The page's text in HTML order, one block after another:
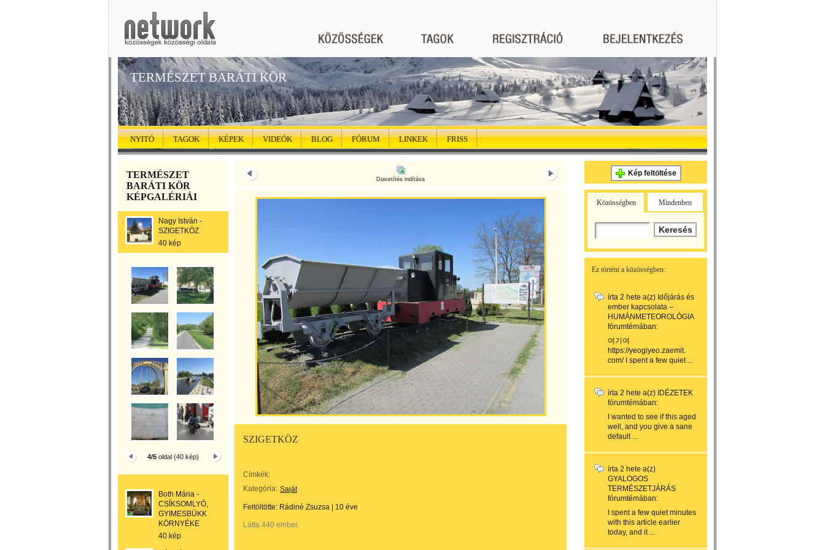
TERMÉSZET BARÁTI KÖR
NYITÓ TAGOK KÉPEK VIDEÓK BLOG FÓRUM LINKEK FRISS
TERMÉSZET
BARÁTI KÖR
KÉPGALÉRIÁI
Nagy István -
SZIGETKÖZ
40 kép
4/5 oldal (40 kép)
Both Mária -
CSÍKSOMLYÓ,
GYIMESBÜKK
KÖRNYÉKE
40 kép
Diavetítés indítása
SZIGETKÖZ
Címkék:
Kategória: Saját
Feltöltötte: Rádiné Zsuzsa 10 éve
Látta 440 ember.
Kép feltöltése
Közösségben Mindenben
Ez történt a közösségben:
írta 2 hete a(z) Időjárás és
ember kapcsolata –
HUMÁNMETEOROLÓGIA
fórumtémában:
여기여
https://yeogiyeo.zaemit.
com/ I spent a few quiet ...
írta 2 hete a(z) IDÉZETEK
fórumtémában:
I wanted to see if this aged
well, and you give a sane
default ...
írta 2 hete a(z)
GYALOGOS
TERMÉSZETJÁRÁS
fórumtémában:
I spent a few quiet minutes
with this article earlier
today, and it ...